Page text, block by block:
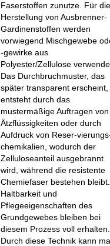
Faserstoffen zunutze. Für die
Herstellung von Ausbrenner-
Gardinenstoffen werden
vorwiegend Mischgewebe
-gewirke aus
Polyester/Zellulose
Das Durchbruchmuster, das
später transparent erscheint,
entsteht durch das
mustermäßige Auftragen von
Ätzflüssigkeiten oder durch
Aufdruck von Reser-
chemikalien, wodurch der
Zelluloseanteil ausgebrannt
wird, während die resistente
Chemiefaser bestehen bleibt.
Haltbarkeit und
Pflegeeigenschaften des
Grundgewebes bleiben bei
diesem Prozess voll erhalten.
Durch diese Technik kann